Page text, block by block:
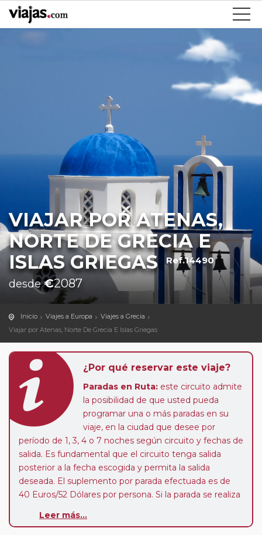
VIAJAR POR ATENAS,
NORTE DE GRECIA E
ISLAS GRIEGAS
Ref.14490
desde€2087
Inicio Viajes a Europa
Viajes a Grecia
Viajar por Atenas, Norte De Grecia E Islas Griegas
¿Por qué reservar este viaje?
Paradas en Ruta: este circuito admite
la posibilidad de que usted pueda
programar una o más paradas en su
viaje, en la ciudad que desee por
período de 1, 3, 4 o 7 noches según circuito y fechas de
salida. Es fundamental que el circuito tenga salida
posterior a la fecha escogida y permita la salida
deseada. El suplemento por parada efectuada es de
40 Euros/52 Dólares por persona. Si la parada se realiza
abonará este suplemento.
Leer más...